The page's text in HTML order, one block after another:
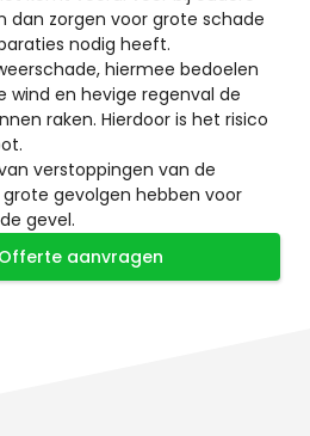
dan zorgen voor grote schade
nodig heeft.
hiermee bedoelen
wind en hevige regenval de
raken. Hierdoor is het risico
verstoppingen van de
gevolgen hebben voor
gevel.
aanvragen